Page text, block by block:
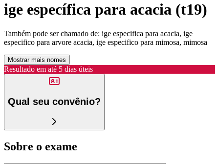
ige específica para acacia (t19)
Também pode ser chamado de: ige especifica para acacia, ige
especifico para arvore acacia, ige especifico para mimosa, mimosa
Mostrar mais nomes
Resultado em até 5 dias úteis
Qual seu convênio?
Sobre o exame